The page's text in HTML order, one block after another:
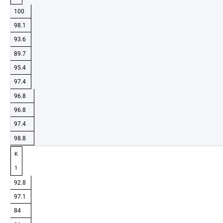
100
98.1
93.6
89.7
95.4
97.4
96.8
96.8
97.4
98.8
K
1
92.8
97.1
84